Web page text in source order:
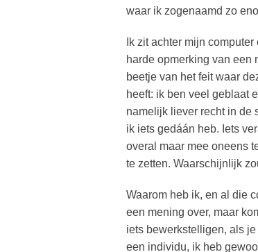
waar ik zogenaamd zo
Ik zit achter mijn
harde opmerking van een
beetje van het feit waar
heeft: ik ben veel geblaat
namelijk liever recht in de
ik iets gedáán heb. Iets
overal maar mee oneens
te zetten. Waarschijnlijk
Waarom heb ik, en al die
een mening over, maar
iets bewerkstelligen, als
een individu, ik heb